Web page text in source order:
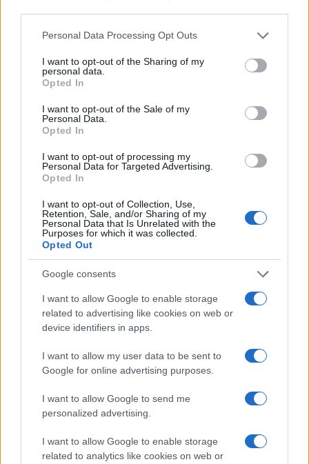
Please note that this website/app uses one or more Google
not limited to your visit or usage behaviour. You may click to
grant or deny consent to Google and its third-party tags to
use your data for below specified purposes in below Google
consent section.
Personal Data Processing Opt Outs
I want to opt-out of the Sharing of my
personal data.
Opted In
I want to opt-out of the Sale of my
Personal Data.
Opted In
I want to opt-out of processing my
Personal Data for Targeted Advertising.
Opted In
I want to opt-out of Collection, Use,
Retention, Sale, and/or Sharing of my
Personal Data that Is Unrelated with the
Purposes for which it was collected.
Opted Out
Google consents
I want to allow Google to enable storage
related to advertising like cookies on web or
device identifiers in apps.
I want to allow my user data to be sent to
Google for online advertising purposes.
I want to allow Google to send me
personalized advertising.
I want to allow Google to enable storage
related to analytics like cookies on web or
Minacce con machete e sequestro: la gang di
adolescenti che chiedeva droga come riscatto
MILANOCORTINA26 (I LUOGHI)
Dove la montagna incontra il cinema: i vincitori del
Marco Tessari · 6 Ago 2026